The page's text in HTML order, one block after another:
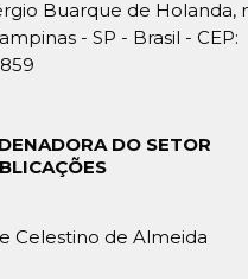
Buarque de Holanda,
- SP - Brasil - CEP:
DO SETOR
Celestino de Almeida